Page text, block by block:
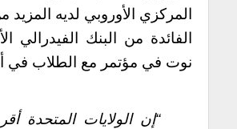
المركزي الأوروبي لديه المزيد
الفائدة من البنك الفيدرالي
نوت في مؤتمر مع الطلاب في
“إن الولايات المتحدة